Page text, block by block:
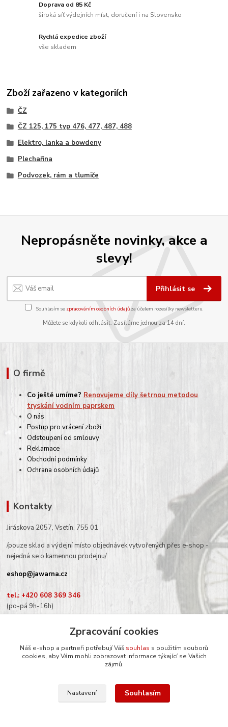
Doprava od 85 Kč
široká síť výdejních míst, doručení i na Slovensko
Rychlá expedice zboží
vše skladem
Zboží zařazeno v kategoriích
ČZ
ČZ 125, 175 typ 476, 477, 487, 488
Elektro, lanka a bowdeny
Plechařina
Podvozek, rám a tlumiče
Nepropásněte novinky, akce a
slevy!
Přihlásit se
Souhlasím se zpracováním osobních údajůza účelem rozesílky newsletteru.
Můžete se kdykoli odhlásit. Zasíláme jednou za 14 dní.
O firmě
Co ještě umíme? Renovujeme díly šetrnou metodou
tryskání vodním paprskem
O nás
Postup pro vrácení zboží
Odstoupení od smlouvy
Reklamace
Obchodní podmínky
Ochrana osobních údajů
Kontakty
Jiráskova 2057, Vsetín, 755 01
/pouze sklad a výdejní místo objednávek vytvořených přes e-shop -
nejedná se o kamennou prodejnu/
eshop@jawarna.cz
tel.: +420 608 369 346
(po-pá 9h-16h)
Sledujte nás na Facebooku
Zpracování cookies
Náš e-shop a partneři potřebují Váš souhlas s použitím souborů
cookies, aby Vám mohli zobrazovat informace týkající se Vašich
zájmů.
Nastavení Souhlasím